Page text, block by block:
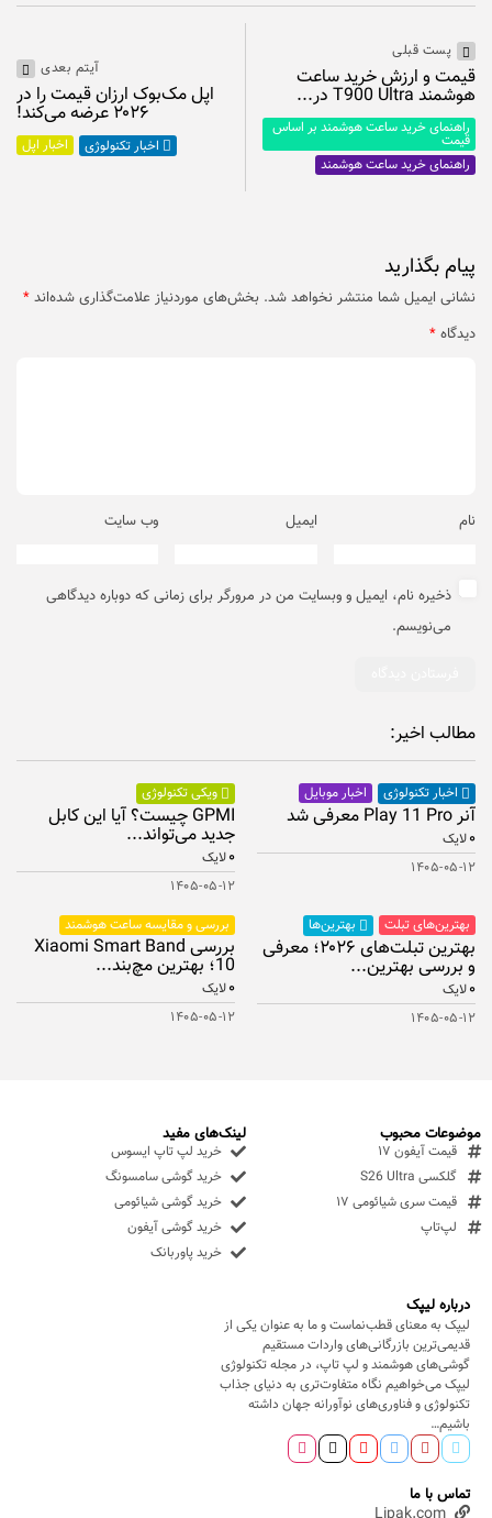
پست قبلی
قیمت و ارزش خرید ساعت
هوشمند T900 Ultra در...
راهنمای خرید ساعت هوشمند بر اساس
قیمت
راهنمای خرید ساعت هوشمند
آیتم بعدی
اپل مک‌بوک ارزان‌ قیمت را در
۲۰۲۶ عرضه می‌کند!
اخبار تکنولوژی اخبار اپل
پیام بگذارید
نشانی ایمیل شما منتشر نخواهد شد. بخش‌های موردنیاز علامت‌گذاری شده‌اند *
دیدگاه *
نام ایمیل وب‌ سایت
ذخیره نام، ایمیل و وبسایت من در مرورگر برای زمانی که دوباره دیدگاهی
می‌نویسم.
مطالب اخیر:
اخبار تکنولوژی اخبار موبایل
آنر Play 11 Pro معرفی شد
۰لایک
۱۴۰۵-۰۵-۱۲
ویکی تکنولوژی
GPMI چیست؟ آیا این کابل
جدید می‌تواند...
۰لایک
۱۴۰۵-۰۵-۱۲
بهترین‌های تبلت
بهترین‌ها
بهترین تبلت‌های ۲۰۲۶؛ معرفی
و بررسی بهترین...
۰لایک
۱۴۰۵-۰۵-۱۲
بررسی و مقایسه ساعت هوشمند
بررسی Xiaomi Smart Band
10؛ بهترین مچ‌بند...
۰لایک
۱۴۰۵-۰۵-۱۲
درباره لیپک
لیپک به معنای قطب‌نماست و ما به عنوان یکی از
قدیمی‌ترین بازرگانی‌های واردات مستقیم
گوشی‌های هوشمند و لپ تاپ، در مجله تکنولوژی
لیپک می‌خواهیم نگاه متفاوت‌تری به دنیای جذاب
تکنولوژی و فناوری‌های نوآورانه جهان داشته
باشیم…
تماس با ما
موضوعات محبوب
قیمت آیفون ۱۷
گلکسی S26 Ultra
قیمت سری شیائومی ۱۷
لپ‌تاپ
لینک‌های مفید
خرید لپ تاپ ایسوس
خرید گوشی سامسونگ
خرید گوشی شیائومی
خرید گوشی آیفون
خرید پاوربانک